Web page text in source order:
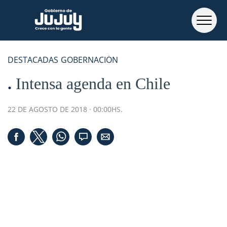
DESTACADAS GOBERNACIÓN
Intensa agenda en Chile
22 DE AGOSTO DE 2018 · 00:00HS.